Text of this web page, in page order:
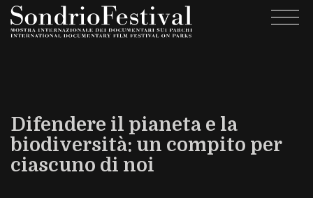
Salta
Difendere il pianeta e la
biodiversità: un compito per
ciascuno di noi